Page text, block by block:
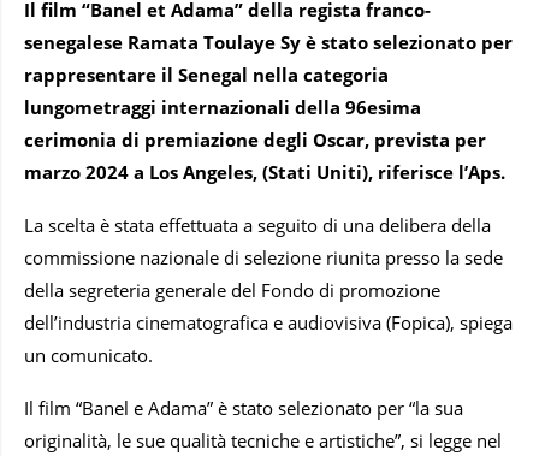
Il film “Banel et Adama” della regista franco-
senegalese Ramata Toulaye Sy è stato selezionato per
rappresentare il Senegal nella categoria
lungometraggi internazionali della 96esima
cerimonia di premiazione degli Oscar, prevista per
marzo 2024 a Los Angeles, (Stati Uniti), riferisce l’Aps.
La scelta è stata effettuata a seguito di una delibera della
commissione nazionale di selezione riunita presso la sede
della segreteria generale del Fondo di promozione
dell’industria cinematografica e audiovisiva (Fopica), spiega
un comunicato.
Il film “Banel e Adama” è stato selezionato per “la sua
originalità, le sue qualità tecniche e artistiche”, si legge nel